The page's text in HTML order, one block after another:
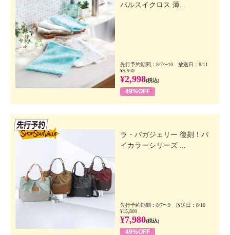
パルスイクロス 薄...
先行予約期間：8/7〜10 放送日：8/11
¥5,940
¥2,998(税込)
49%OFF
ラ・バガジェリー 復刻！バ
イカラーシリーズ ...
先行予約期間：8/7〜9 放送日：8/10
¥15,800
¥7,980(税込)
49%OFF